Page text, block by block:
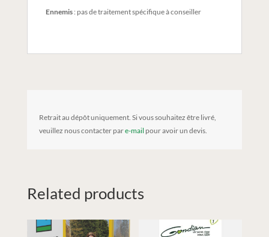
Ennemis: pas de traitement spécifique à conseiller
Retrait au dépôt uniquement. Si vous souhaitez être livré,
veuillez nous contacter pare-mail pour avoir un devis.
Related products